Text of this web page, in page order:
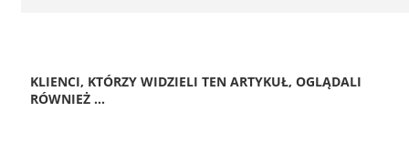
KLIENCI, KTÓRZY WIDZIELI TEN ARTYKUŁ, OGLĄDALI
RÓWNIEŻ ...